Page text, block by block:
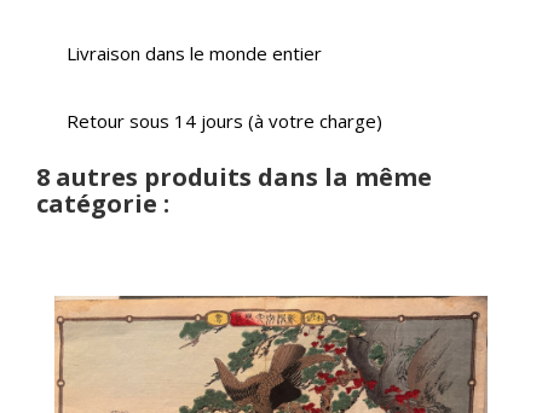
Livraison dans le monde entier
Retour sous 14 jours (à votre charge)
8 autres produits dans la même
catégorie :